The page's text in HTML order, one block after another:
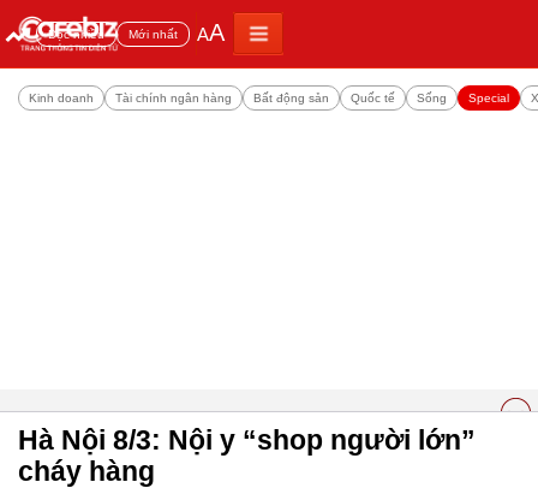
Đọc nhiều Mới nhất AA
Kinh doanh Tài chính ngân hàng Bất động sản Quốc tế Sống Special
Hà Nội 8/3: Nội y “shop người lớn”
cháy hàng